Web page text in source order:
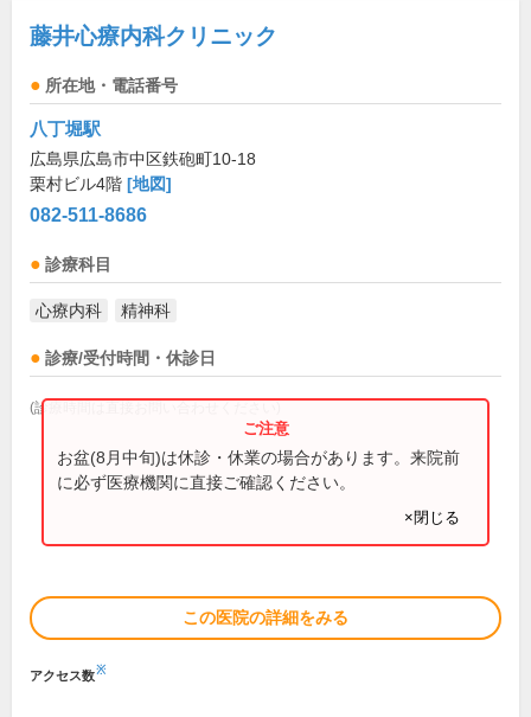
藤井心療内科クリニック
所在地・電話番号
八丁堀駅
広島県広島市中区鉄砲町10-18
栗村ビル4階 [地図]
082-511-8686
診療科目
心療内科 精神科
診療/受付時間・休診日
(診療時間は直接お問い合わせください)
お盆(8月中旬)は休診・休業の場合があります。来院前
に必ず医療機関に直接ご確認ください。
×閉じる
この医院の詳細をみる
アクセス数※